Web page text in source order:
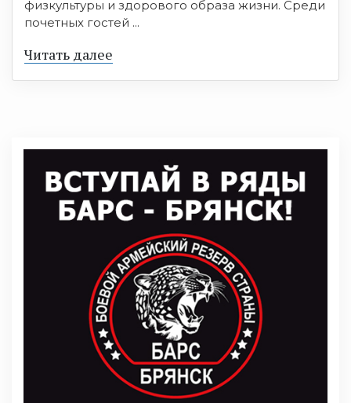
физкультуры и здорового образа жизни. Среди
почетных гостей ...
Читать далее